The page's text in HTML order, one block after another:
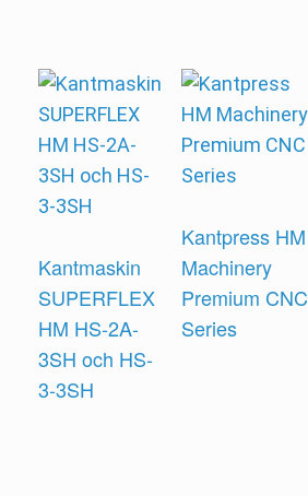
Kantmaskin
SUPERFLEX
HM HS-2A-
3SH och HS-
3-3SH
Kantpress HM
Machinery
Premium CNC
Series